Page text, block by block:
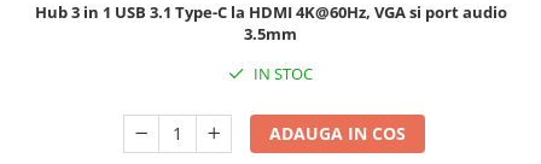
Hub 3 in 1 USB 3.1 Type-C la HDMI 4K@60Hz, VGA si port audio
3.5mm
IN STOC
ADAUGA IN COS